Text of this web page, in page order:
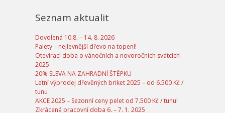
Seznam aktualit
Dovolená 10.8. – 14. 8. 2026
Palety – nejlevnější dřevo na topení!
Otevírací doba o vánočních a novoročních svátcích
2025
20% SLEVA NA ZAHRADNÍ ŠTĚPKU
Letní výprodej dřevěných briket 2025 – od 6.500 Kč /
tunu
AKCE 2025 – Sezonní ceny pelet od 7.500 Kč / tunu!
Zkrácená pracovní doba 6. – 7. 1. 2025